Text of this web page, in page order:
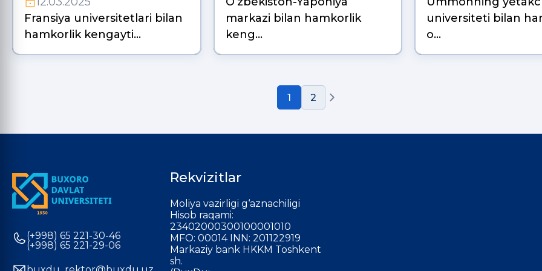
Fransiya universitetlari bilan
hamkorlik kengayti…
markazi bilan hamkorlik
keng…
universiteti bilan
o…
1 2
(+998) 65 221-30-46
(+998) 65 221-29-06
Rekvizitlar
Moliya vazirligi g‘aznachiligi
Hisob raqami:
23402000300100001010
MFO: 00014 INN: 201122919
Markaziy bank HKKM Toshkent
sh.